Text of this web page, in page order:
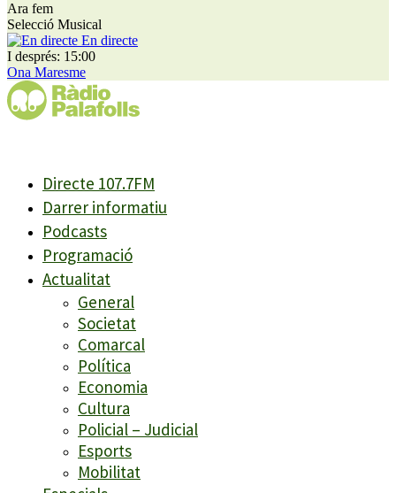
Ara fem
Selecció Musical
En directe
I després: 15:00
Ona Maresme
Directe 107.7FM
Darrer informatiu
Podcasts
Programació
Actualitat
General
Societat
Comarcal
Política
Economia
Cultura
Policial – Judicial
Esports
Mobilitat